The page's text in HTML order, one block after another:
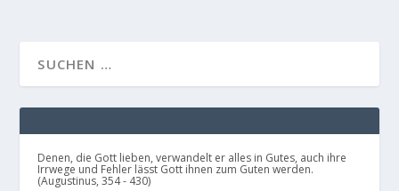
Denen, die Gott lieben, verwandelt er alles in Gutes, auch ihre
Irrwege und Fehler lässt Gott ihnen zum Guten werden.
(Augustinus, 354 - 430)